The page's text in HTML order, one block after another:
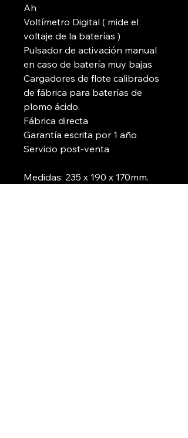
Ah
Voltímetro Digital ( mide el
voltaje de la baterías )
Pulsador de activación manual
en caso de batería muy bajas
Cargadores de flote calibrados
de fábrica para baterías de
plomo ácido.
Fábrica directa
Garantía escrita por 1 año
Servicio post-venta
Medidas: 235 x 190 x 170mm.